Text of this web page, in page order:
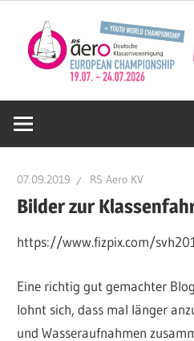
Inhalt
springen
07.09.2019 RS Aero KV
Bilder zur
https://www.fizpix.com/
Eine richtig gut gemachter
lohnt sich, dass mal länger
und Wasseraufnahmen